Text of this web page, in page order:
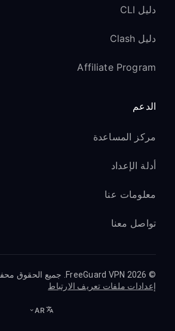
دليل CLI
دليل Clash
Affiliate Program
الدعم
مركز المساعدة
أدلة الإعداد
معلومات عنا
تواصل معنا
© 2026 FreeGuard VPN. جميع الحقوق محفوظة.
إعدادات ملفات تعريف الارتباط
AR